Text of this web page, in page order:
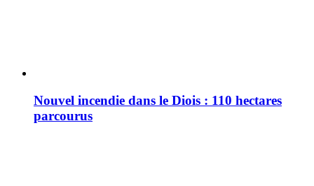
Nouvel incendie dans le Diois : 110 hectares
parcourus